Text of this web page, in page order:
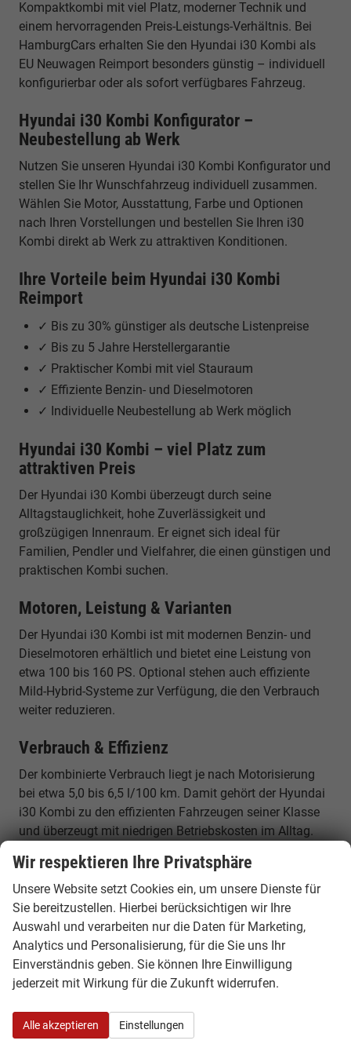
Kompaktkombi mit viel Platz, moderner Technik und
einem hervorragenden Preis-Leistungs-Verhältnis. Bei
HamburgCars erhalten Sie den Hyundai i30 Kombi als
EU Neuwagen Reimport besonders günstig – individuell
konfigurierbar oder als sofort verfügbares Fahrzeug.
Hyundai i30 Kombi Konfigurator –
Neubestellung ab Werk
Nutzen Sie unseren Hyundai i30 Kombi Konfigurator und
stellen Sie Ihr Wunschfahrzeug individuell zusammen.
Wählen Sie Motor, Ausstattung, Farbe und Optionen
nach Ihren Vorstellungen und bestellen Sie Ihren i30
Kombi direkt ab Werk zu attraktiven Konditionen.
Ihre Vorteile beim Hyundai i30 Kombi
Reimport
✓ Bis zu 30% günstiger als deutsche Listenpreise
✓ Bis zu 5 Jahre Herstellergarantie
✓ Praktischer Kombi mit viel Stauraum
✓ Effiziente Benzin- und Dieselmotoren
✓ Individuelle Neubestellung ab Werk möglich
Hyundai i30 Kombi – viel Platz zum
attraktiven Preis
Der Hyundai i30 Kombi überzeugt durch seine
Alltagstauglichkeit, hohe Zuverlässigkeit und
großzügigen Innenraum. Er eignet sich ideal für
Familien, Pendler und Vielfahrer, die einen günstigen und
praktischen Kombi suchen.
Motoren, Leistung & Varianten
Der Hyundai i30 Kombi ist mit modernen Benzin- und
Dieselmotoren erhältlich und bietet eine Leistung von
etwa 100 bis 160 PS. Optional stehen auch effiziente
Mild-Hybrid-Systeme zur Verfügung, die den Verbrauch
weiter reduzieren.
Verbrauch & Effizienz
Der kombinierte Verbrauch liegt je nach Motorisierung
bei etwa 5,0 bis 6,5 l/100 km. Damit gehört der Hyundai
i30 Kombi zu den effizienten Fahrzeugen seiner Klasse
und überzeugt mit niedrigen Betriebskosten im Alltag.
Beliebte Varianten des Hyundai i30 Kombi
Hyundai i30 Kombi EU Neuwagen – Einstieg
Attraktive Basisversion mit moderner Ausstattung und
ideal für Alltag und Familie.
Hyundai i30 Kombi 1.0 T-GDI
guter Alltagstauglichkeit.
Wir respektieren Ihre Privatsphäre
Unsere Website setzt Cookies ein, um unsere Dienste für
Sie bereitzustellen. Hierbei berücksichtigen wir Ihre
Auswahl und verarbeiten nur die Daten für Marketing,
Analytics und Personalisierung, für die Sie uns Ihr
Einverständnis geben. Sie können Ihre Einwilligung
jederzeit mit Wirkung für die Zukunft widerrufen.
Alle akzeptieren Einstellungen